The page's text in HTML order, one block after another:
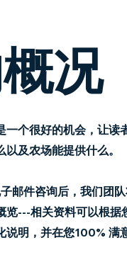
况
一个很好的机会，让读
及农场能提供什么。
邮件咨询后，我们团
览---相关资料可以根据
说明，并在您100% 满